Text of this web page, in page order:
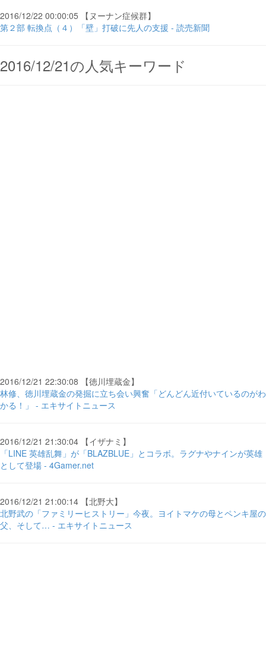
2016/12/22 00:00:05 【ヌーナン症候群】
第２部 転換点（４）「壁」打破に先人の支援 - 読売新聞
2016/12/21の人気キーワード
2016/12/21 22:30:08 【徳川埋蔵金】
林修、徳川埋蔵金の発掘に立ち会い興奮「どんどん近付いているのがわ
かる！」 - エキサイトニュース
2016/12/21 21:30:04 【イザナミ】
「LINE 英雄乱舞」が「BLAZBLUE」とコラボ。ラグナやナインが英雄
として登場 - 4Gamer.net
2016/12/21 21:00:14 【北野大】
北野武の「ファミリーヒストリー」今夜。ヨイトマケの母とペンキ屋の
父、そして… - エキサイトニュース